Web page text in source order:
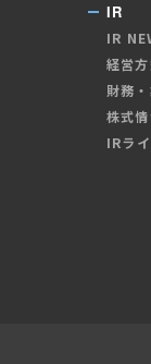
IR
IR
経営
財務
株式
IRラ